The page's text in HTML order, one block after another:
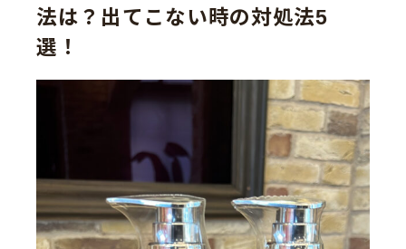
法は？出てこない時の対処法5
選！